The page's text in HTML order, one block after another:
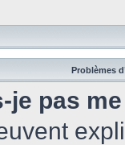
Problèmes
je pas